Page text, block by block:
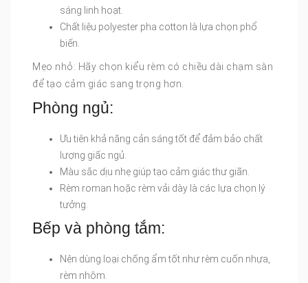
sáng linh hoạt.
Chất liệu polyester pha cotton là lựa chọn phổ
biến.
Mẹo nhỏ: Hãy chọn kiểu rèm có chiều dài chạm sàn
để tạo cảm giác sang trọng hơn.
Phòng ngủ:
Ưu tiên khả năng cản sáng tốt để đảm bảo chất
lượng giấc ngủ.
Màu sắc dịu nhẹ giúp tạo cảm giác thư giãn.
Rèm roman hoặc rèm vải dày là các lựa chọn lý
tưởng.
Bếp và phòng tắm:
Nên dùng loại chống ẩm tốt như rèm cuốn nhựa,
rèm nhôm.